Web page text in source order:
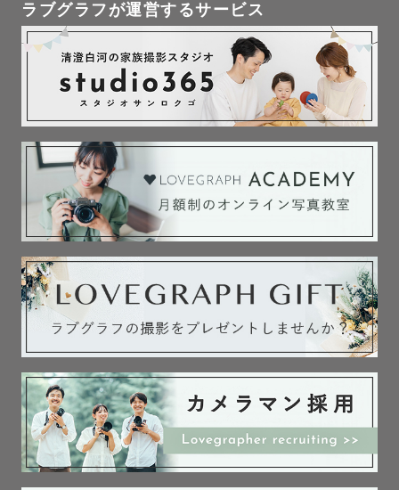
ラブグラフが運営するサービス